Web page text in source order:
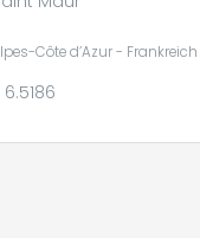
Côte d’Azur - Frankreich